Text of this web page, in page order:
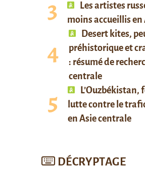
Les artistes
moins accueillis
Desert kites,
préhistorique et
: résumé de
centrale
L’Ouzbékistan,
lutte contre le
en Asie centrale
DÉCRYPTAGE